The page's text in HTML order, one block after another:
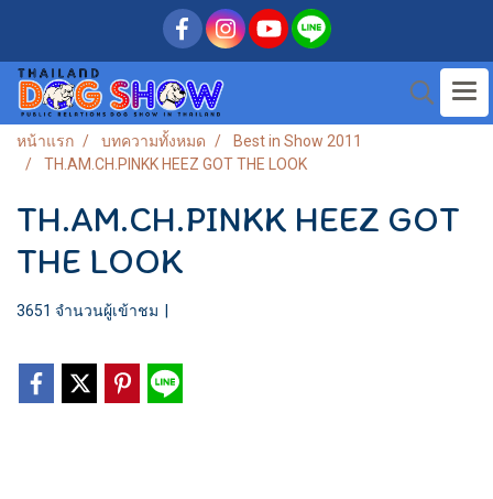
หน้าแรก บทความทั้งหมด
Best in Show 2011
TH.AM.CH.PINKK HEEZ GOT THE LOOK
TH.AM.CH.PINKK HEEZ GOT
THE LOOK
3651 จำนวนผู้เข้าชม